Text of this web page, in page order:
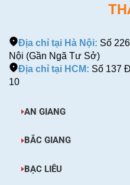
Địa chỉ tại Hà Nội: Số
Nội (Gần Ngã Tư Sở)
Địa chỉ tại HCM: Số 137
10
AN GIANG
BẮC GIANG
BẠC LIÊU